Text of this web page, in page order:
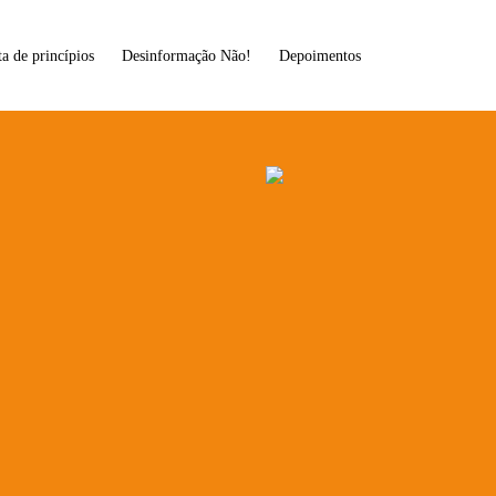
de princípios Desinformação Não! Depoimentos